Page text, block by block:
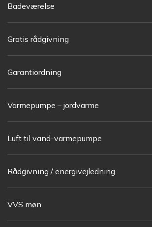
Badeværelse
Gratis rådgivning
Garantiordning
Varmepumpe – jordvarme
Luft til vand-varmepumpe
Rådgivning / energivejledning
VVS møn